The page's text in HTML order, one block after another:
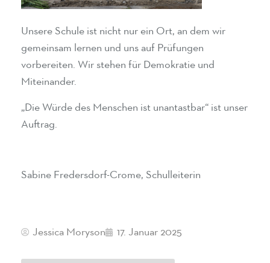
Unsere Schule ist nicht nur ein Ort, an dem wir
gemeinsam lernen und uns auf Prüfungen
vorbereiten. Wir stehen für Demokratie und
Miteinander.
„Die Würde des Menschen ist unantastbar“ ist unser
Auftrag.
Sabine Fredersdorf-Crome, Schulleiterin
Jessica Moryson 17. Januar 2025